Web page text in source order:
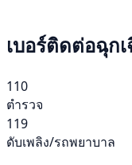
เบอร์ติดต่อฉุก
110
ตำรวจ
119
ดับเพลิง/รถพยาบาล